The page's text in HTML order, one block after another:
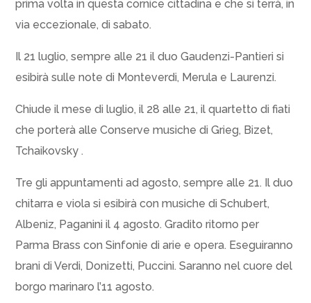
prima volta in questa cornice cittadina e che si terrà, in
via eccezionale, di sabato.
Il 21 luglio, sempre alle 21 il duo Gaudenzi-Pantieri si
esibirà sulle note di Monteverdi, Merula e Laurenzi.
Chiude il mese di luglio, il 28 alle 21, il quartetto di fiati
che porterà alle Conserve musiche di Grieg, Bizet,
Tchaikovsky .
Tre gli appuntamenti ad agosto, sempre alle 21. Il duo
chitarra e viola si esibirà con musiche di Schubert,
Albeniz, Paganini il 4 agosto. Gradito ritorno per
Parma Brass con Sinfonie di arie e opera. Eseguiranno
brani di Verdi, Donizetti, Puccini. Saranno nel cuore del
borgo marinaro l’11 agosto.